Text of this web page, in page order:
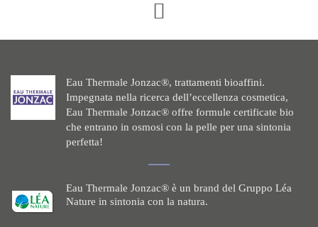
Eau Thermale Jonzac®, trattamenti bioaffini.
Impegnata nella ricerca dell’eccellenza cosmetica,
Eau Thermale Jonzac® offre formule certificate bio
che entrano in osmosi con la pelle per una sintonia
perfetta!
Eau Thermale Jonzac® è un brand del Gruppo Léa
Nature in sintonia con la natura.